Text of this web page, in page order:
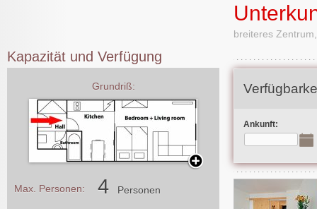
breiteres
Ankunft:
Kapazität und Verfügung
Grundriß:
Max. Personen: 4 Personen